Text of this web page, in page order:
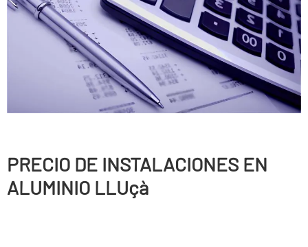
PRECIO DE INSTALACIONES EN
ALUMINIO LLUçà